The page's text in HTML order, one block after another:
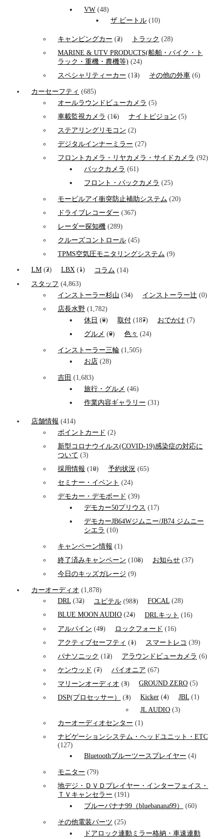
VW (48)
ザ ビートル (10)
キャンピングカー (2) トラック (28)
MARINE & UTV PRODUCTS(船舶・バイク・ト
ラック・重機・農機等) (24)
スペシャリティーカー (13) その他の外車 (6)
カーセーフティ (685)
オールラウンドビューカメラ (5)
車載監視カメラ (16) ナイトビジョン (5)
ステアリングリモコン (2)
デジタルインナーミラー (27)
フロントカメラ・リヤカメラ・サイドカメラ (92)
バックカメラ (61)
フロント・バックカメラ (25)
モービルアイ衝突防止補助システム (20)
ドライブレコーダー (367)
レーダー探知機 (289)
クルーズコントロール (45)
TPMS空気圧モニタリングシステム (9)
LM (2) LBX (1) コラム (14)
スタッフ (4,863)
インストーラー杉山 (34) インストーラー辻 (0)
店長水野 (1,782)
休日 (0) 取付 (187) おでかけ (7)
グルメ (0) 色々 (24)
インストーラー三輪 (1,505)
お店 (28)
吉田 (1,683)
旅行・グルメ (46)
作業内容ギャラリー (31)
店舗情報 (414)
ポイントカード (2)
新型コロナウイルス(COVID-19)感染症の対応に
ついて (3)
採用情報 (10) 予約状況 (65)
セミナー・イベント (24)
デモカー・デモボード (39)
デモカー50プリウス (17)
デモカーJB64Wジムニー/JB74 ジムニー
シエラ (10)
キャンペーン情報 (1)
終了済みキャンペーン (108) お知らせ (37)
今日のキッズガレージ (9)
カーオーディオ (1,878)
DRL (32) ユピテル (983) FOCAL (28)
BLUE MOON AUDIO (24) DRLキット (16)
アルパイン (49) ロックフォード (16)
アクティブセーフティ (1) スマートレコ (39)
パナソニック (12) アラウンドビューカメラ (6)
ケンウッド (7) パイオニア (67)
マリーンオーディオ (3) GROUND ZERO (5)
DSP(プロセッサー）
(3) Kicker (4) JBL (1)
JL AUDIO (3)
カーオーディオセンター (1)
ナビゲーションシステム・ヘッドユニット・ETC
(127)
Bluetoothブルーツースプレイヤー (4)
モニター (79)
地デジ・ＤＶＤプレイヤー・インターフェイス・
ＴＶキャンセラー (191)
ブルーバナナ99（bluebanana99）
(60)
その他電装パーツ (25)
ドアロック連動ミラー格納・車速連動